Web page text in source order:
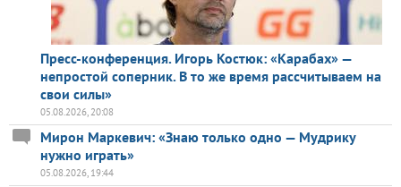
Пресс-конференция. Игорь Костюк: «Карабах» —
непростой соперник. В то же время рассчитываем на
свои силы»
05.08.2026, 20:08
Мирон Маркевич: «Знаю только одно — Мудрику
нужно играть»
05.08.2026, 19:44